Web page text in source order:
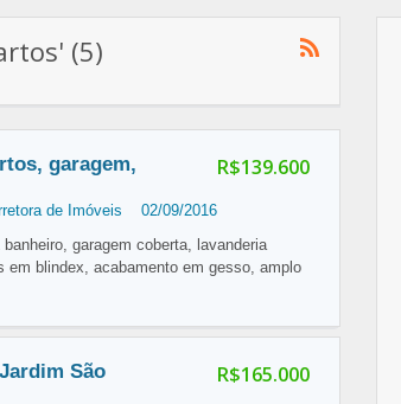
(5)
R$139.600
garagem,
de Imóveis
02/09/2016
garagem coberta, lavanderia
em blindex, acabamento em gesso, amplo
R$165.000
São